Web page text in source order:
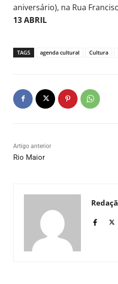
aniversário), na Rua
13 ABRIL
TAGS agenda cultural Cultura
Artigo anterior
Rio Maior